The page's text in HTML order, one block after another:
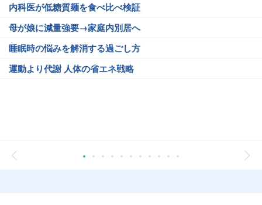
内科医が低糖質麺を食べ比べ検証
母が娘に減量強要→家庭内別居へ
睡眠時の悩みを解消する過ごし方
運動より代謝 人体の省エネ戦略